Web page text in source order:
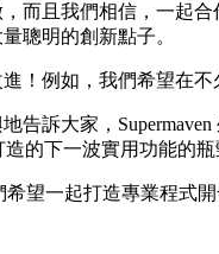
而且我們相信，一起
聰明的創新點子。
！例如，我們希望在不
告訴大家，
的下一波實用功能的瓶
希望一起打造專業程